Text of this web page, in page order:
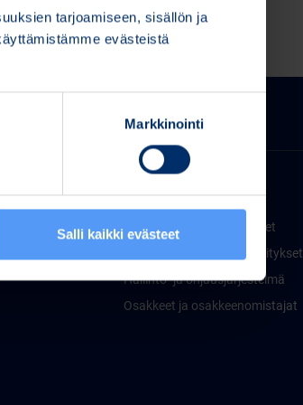
tarjoamiseen, sisällön ja
evästeistä
Markkinointi
Salli kaikki evästeet
Bittium sijoittajille
Pörssi- ja lehdistötiedotteet
Taloudelliset raportit ja esitykset
Hallinto- ja ohjausjärjestelmä
Osakkeet ja osakkeenomistajat